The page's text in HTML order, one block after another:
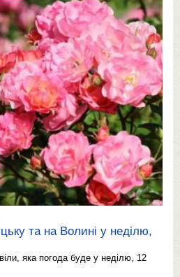
та на Волині у неділю,
яка погода буде у неділю, 12